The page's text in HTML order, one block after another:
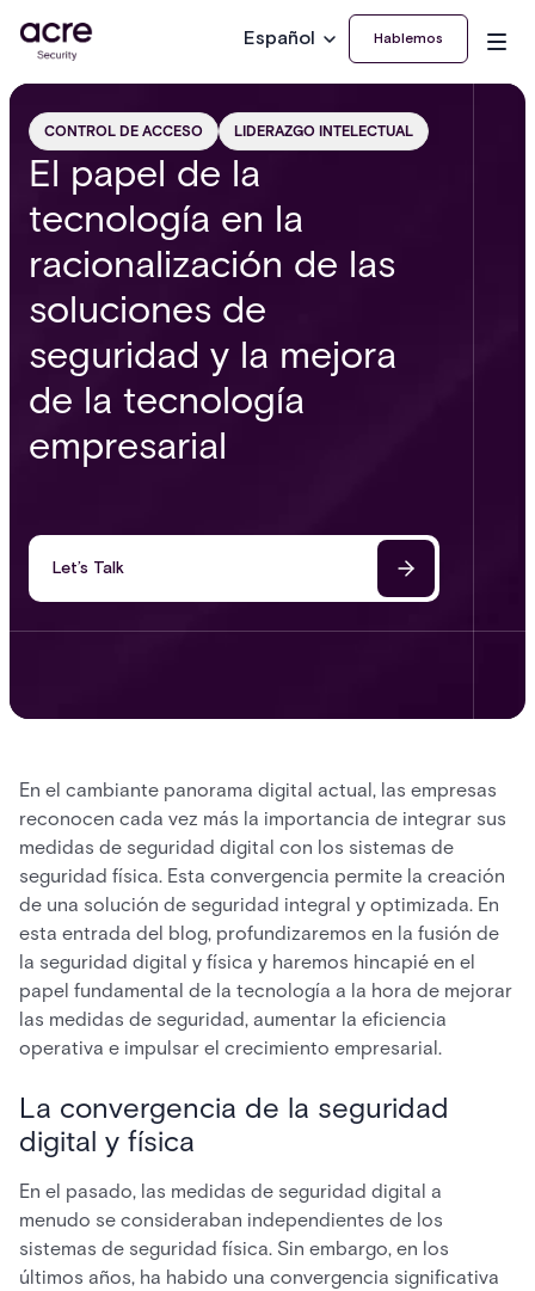
Español Hablemos
CONTROL DE ACCESO LIDERAZGO INTELECTUAL
El papel de la
tecnología en la
racionalización de las
soluciones de
seguridad y la mejora
de la tecnología
empresarial
Let’s Talk
En el cambiante panorama digital actual, las empresas
reconocen cada vez más la importancia de integrar sus
medidas de seguridad digital con los sistemas de
seguridad física. Esta convergencia permite la creación
de una solución de seguridad integral y optimizada. En
esta entrada del blog, profundizaremos en la fusión de
la seguridad digital y física y haremos hincapié en el
papel fundamental de la tecnología a la hora de mejorar
las medidas de seguridad, aumentar la eficiencia
operativa e impulsar el crecimiento empresarial.
La convergencia de la seguridad
digital y física
En el pasado, las medidas de seguridad digital a
menudo se consideraban independientes de los
sistemas de seguridad física. Sin embargo, en los
últimos años, ha habido una convergencia significativa